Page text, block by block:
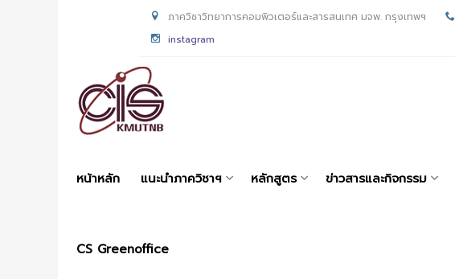
ภาควิชาวิทยาการคอมพิวเตอร์และสารสนเทศ มจพ. กรุงเทพฯ
instagram
หน้าหลัก แนะนำภาควิชาฯ หลักสูตร ข่าวสารและกิจกรรม
CS Greenoffice